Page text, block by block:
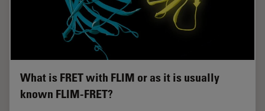
What is FRET with FLIM or as it is usually
known FLIM-FRET?